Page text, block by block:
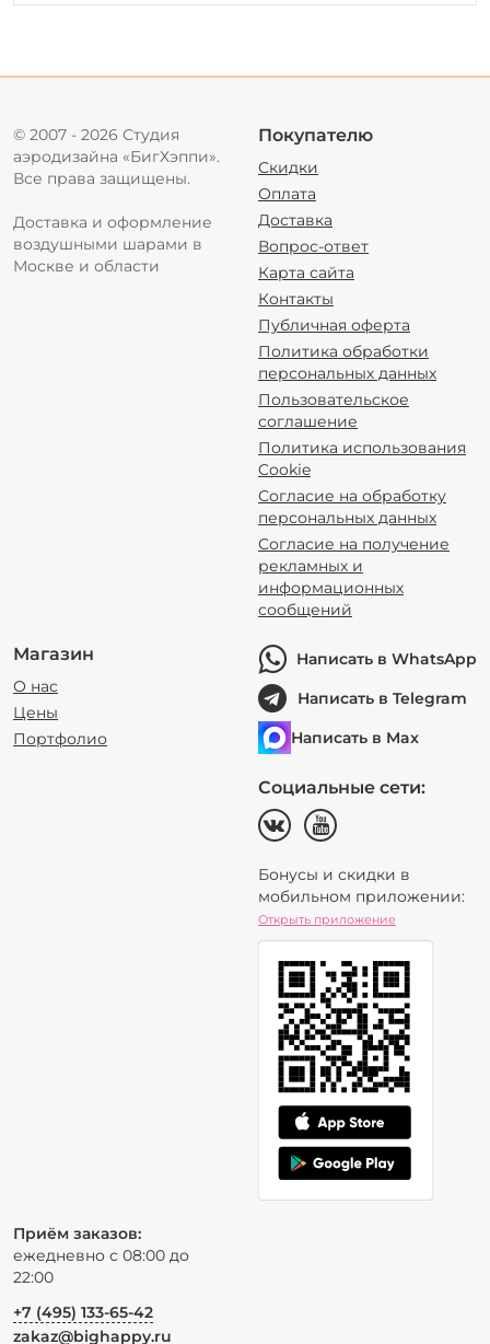
© 2007 - 2026 Студия
аэродизайна «БигХэппи».
Все права защищены.
Доставка и оформление
воздушными шарами в
Москве и области
Покупателю
Скидки
Оплата
Доставка
Вопрос-ответ
Карта сайта
Контакты
Публичная оферта
Политика обработки
персональных данных
Пользовательское
соглашение
Политика использования
Cookie
Согласие на обработку
персональных данных
Согласие на получение
рекламных и
информационных
сообщений
Магазин
О нас
Цены
Портфолио
Написать в WhatsApp
Написать в Telegram
Написать в Max
Социальные сети:
Бонусы и скидки в
мобильном приложении:
Открыть приложение
Приём заказов:
ежедневно с 08:00 до
22:00
+7 (495) 133-65-42
zakaz@bighappy.ru